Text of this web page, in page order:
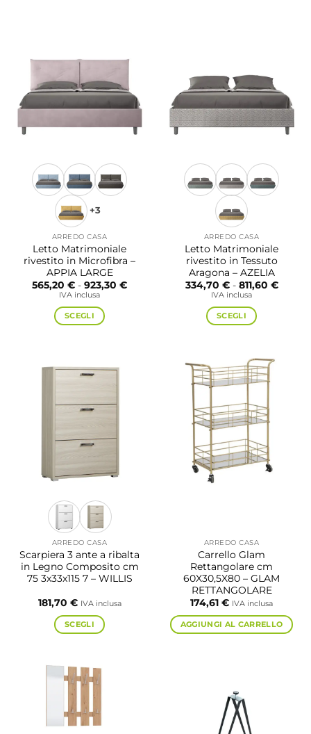
+3
ARREDO CASA
Letto Matrimoniale
rivestito in Microfibra –
APPIA LARGE
565,20 € - 923,30 €Fascia
IVA inclusa
SCEGLI
più
Le
essere
nella
del
prodotto
ARREDO CASA
Letto Matrimoniale
rivestito in Tessuto
Aragona – AZELIA
334,70 € - 811,60 €Fascia
IVA inclusa
SCEGLI
più
Le
opzioni
essere
scelte
ARREDO CASA
Scarpiera 3 ante a ribalta
in Legno Composito cm
75 3x33x115 7 – WILLIS
181,70 € IVA inclusa
SCEGLI
ha
più
varianti.
Le
opzioni
ARREDO CASA
Carrello Glam
Rettangolare cm
60X30,5X80 – GLAM
RETTANGOLARE
174,61 € IVA inclusa
AGGIUNGI AL CARRELLO